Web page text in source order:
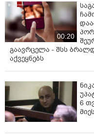
00:20
გაავრცელა - შსს
აქვეყნებს
6